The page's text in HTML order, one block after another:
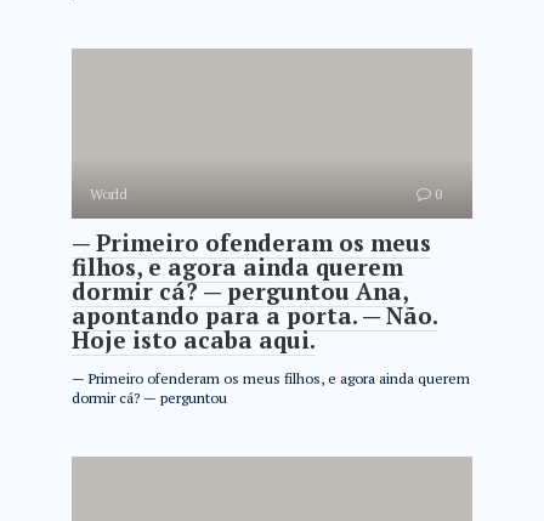
World 0
— Primeiro ofenderam os meus
filhos, e agora ainda querem
dormir cá? — perguntou Ana,
apontando para a porta. — Não.
Hoje isto acaba aqui.
— Primeiro ofenderam os meus filhos, e agora ainda querem
dormir cá? — perguntou